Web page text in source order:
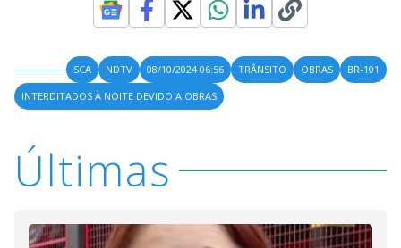
SCA NDTV 08/10/2024 06:56 TRÂNSITO OBRAS
BR-101
INTERDITADOS À NOITE DEVIDO A OBRAS
Últimas